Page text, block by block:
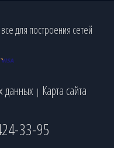
для построения сетей
данных | Карта сайта
33-95